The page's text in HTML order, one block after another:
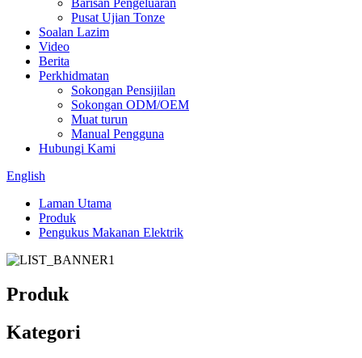
Barisan Pengeluaran
Pusat Ujian Tonze
Soalan Lazim
Video
Berita
Perkhidmatan
Sokongan Pensijilan
Sokongan ODM/OEM
Muat turun
Manual Pengguna
Hubungi Kami
English
Laman Utama
Produk
Pengukus Makanan Elektrik
Produk
Kategori